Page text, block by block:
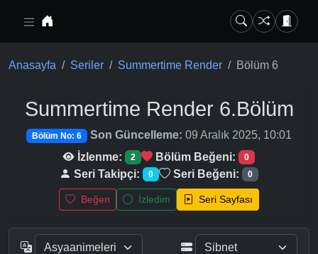
Anasayfa Seriler Summertime Render Bölüm 6
Summertime Render6.Bölüm
Bölüm No: 6 Son Güncelleme: 09 Aralık 2025, 10:01
İzlenme:
2 Bölüm Beğeni: 0
Seri Takipçi: 0 Seri Beğeni: 0
Beğen İzledim Seri Sayfası